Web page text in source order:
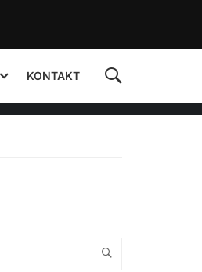
KONTAKT